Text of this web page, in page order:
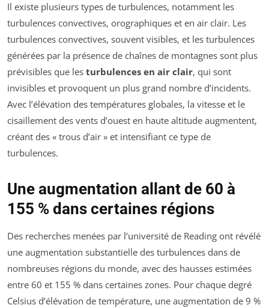
Il existe plusieurs types de turbulences, notamment les
turbulences convectives, orographiques et en air clair. Les
turbulences convectives, souvent visibles, et les turbulences
générées par la présence de chaînes de montagnes sont plus
prévisibles que les turbulences en air clair, qui sont
invisibles et provoquent un plus grand nombre d’incidents.
Avec l’élévation des températures globales, la vitesse et le
cisaillement des vents d’ouest en haute altitude augmentent,
créant des « trous d’air » et intensifiant ce type de
turbulences.
Une augmentation allant de 60 à
155 % dans certaines régions
Des recherches menées par l’université de Reading ont révélé
une augmentation substantielle des turbulences dans de
nombreuses régions du monde, avec des hausses estimées
entre 60 et 155 % dans certaines zones. Pour chaque degré
Celsius d’élévation de température, une augmentation de 9 %